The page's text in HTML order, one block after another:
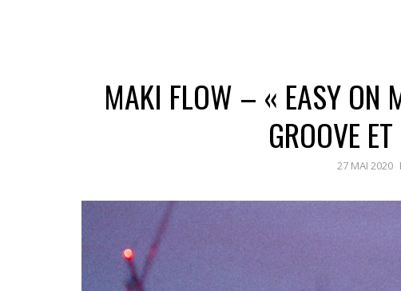
MAKI FLOW – « EASY ON
GROOVE
27 MAI 2020